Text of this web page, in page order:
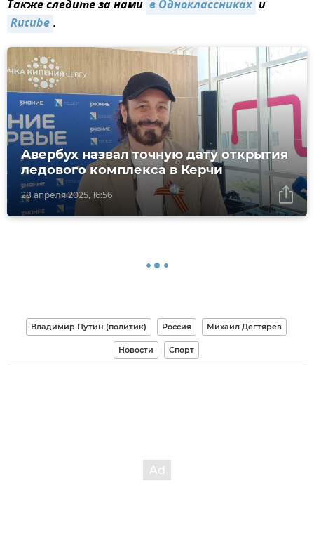
Также следите за нами в Одноклассниках и
Rutube.
28 апреля 2025, 16:56
Авербух назвал точную дату открытия
ледового комплекса в Керчи
Владимир Путин (политик) Россия Михаил Дегтярев
Новости Спорт